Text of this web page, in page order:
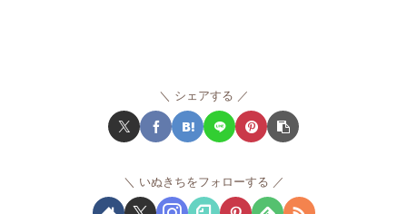
シェアする
いぬきちをフォローする